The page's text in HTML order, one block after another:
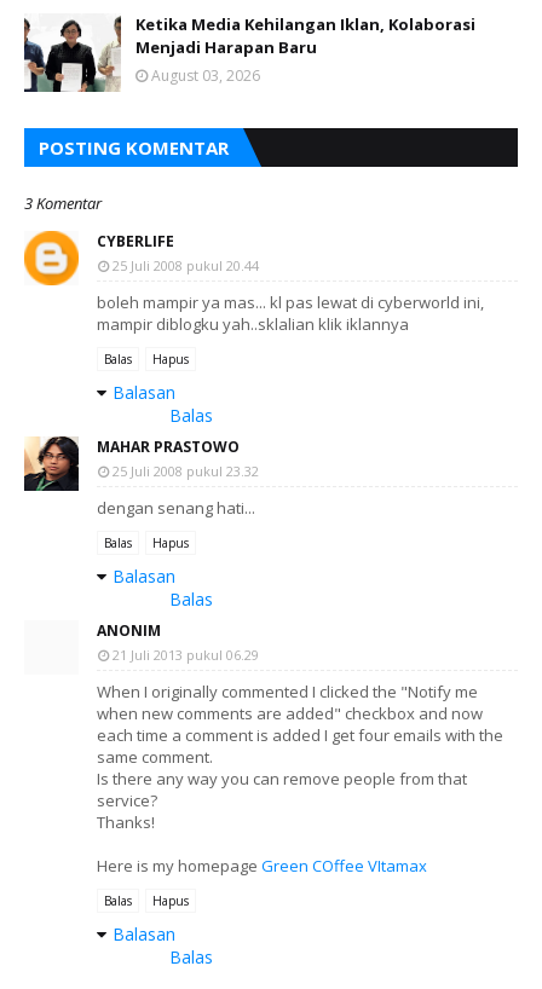
Ketika Media Kehilangan Iklan, Kolaborasi
Menjadi Harapan Baru
August 03, 2026
POSTING KOMENTAR
3 Komentar
CYBERLIFE
25 Juli 2008 pukul 20.44
boleh mampir ya mas... kl pas lewat di cyberworld ini,
mampir diblogku yah..sklalian klik iklannya
Balas Hapus
Balasan
Balas
MAHAR PRASTOWO
25 Juli 2008 pukul 23.32
dengan senang hati...
Balas Hapus
Balasan
Balas
ANONIM
21 Juli 2013 pukul 06.29
When I originally commented I clicked the "Notify me
when new comments are added" checkbox and now
each time a comment is added I get four emails with the
same comment.
Is there any way you can remove people from that
service?
Thanks!
Here is my homepage Green COffee VItamax
Balas Hapus
Balasan
Balas